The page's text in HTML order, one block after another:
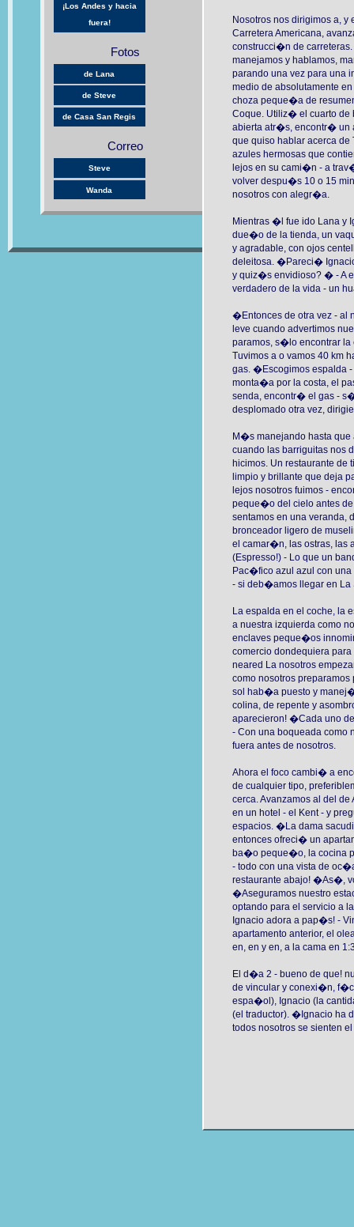
¡Los Andes y hacia
fuera!
Fotos
de Lana
de Steve
de Casa San Regis
Correo
Steve
Wanda
Nosotros nos dirigimos a, y
Carretera Americana,
construcci�n de
manejamos y hablamos,
parando una vez para una
medio de absolutamente
choza peque�a de
Coque. Utiliz� el cuarto
abierta atr�s, encontr� un
que quiso hablar acerca de
azules hermosas que
lejos en su cami�n - a
volver despu�s 10 o 15
nosotros con alegr�a.
Mientras �l fue ido Lana y
due�o de la tienda, un
y agradable, con ojos
deleitosa. �Pareci�
y quiz�s envidioso? � - A
verdadero de la vida - un
�Entonces de otra vez - al
leve cuando advertimos
paramos, s�lo encontrar
Tuvimos a o vamos 40 km
gas. �Escogimos espalda
monta�a por la costa, el
senda, encontr� el gas -
desplomado otra vez,
M�s manejando hasta
cuando las barriguitas nos
hicimos. Un restaurante de
limpio y brillante que deja
lejos nosotros fuimos -
peque�o del cielo antes
sentamos en una veranda,
bronceador ligero de
el camar�n, las ostras, las
(Espresso!) - Lo que un
Pac�fico azul azul con
- si deb�amos llegar en La
La espalda en el coche, la
a nuestra izquierda como
enclaves peque�os
comercio dondequiera
neared La nosotros
como nosotros
sol hab�a puesto y
colina, de repente y
aparecieron! �Cada uno
- Con una boqueada como
fuera antes de nosotros.
Ahora el foco cambi� a
de cualquier tipo,
cerca. Avanzamos al del
en un hotel - el Kent - y
espacios. �La dama
entonces ofreci� un
ba�o peque�o, la cocina
- todo con una vista de
restaurante abajo! �As�,
�Aseguramos nuestro
optando para el servicio a
Ignacio adora a pap�s! -
apartamento anterior, el
en, en y en, a la cama en
El d�a 2 - bueno de que!
de vincular y conexi�n,
espa�ol), Ignacio (la
(el traductor). �Ignacio ha
todos nosotros se sienten